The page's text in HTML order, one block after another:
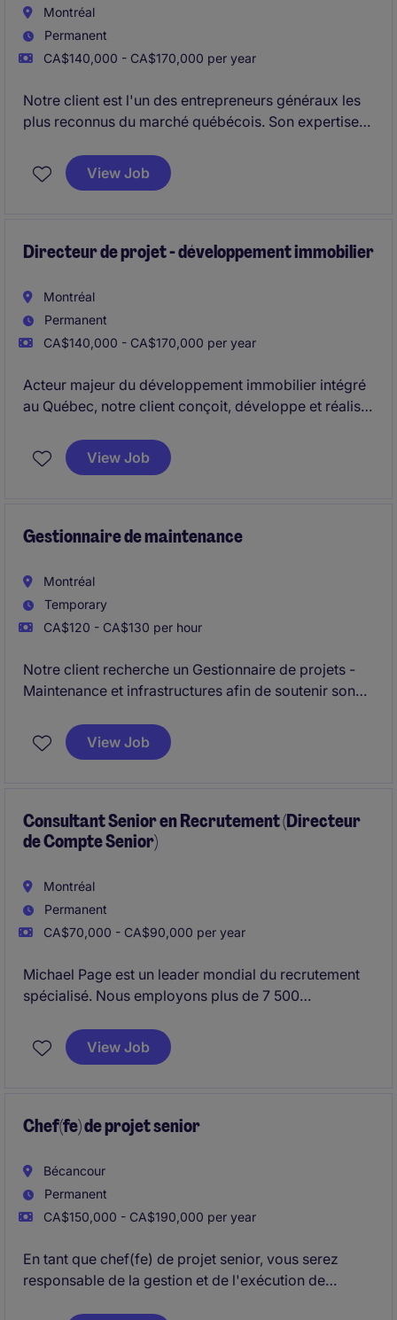
Montréal
Permanent
CA$140,000 - CA$170,000 per year
Notre client est l'un des entrepreneurs généraux les
plus reconnus du marché québécois. Son expertise
infrastructures lui permet de réaliser des projets
complexes parmi les plus ambitieux de la province.
View Job
Directeur de projet - développement immobilier
Montréal
Permanent
CA$140,000 - CA$170,000 per year
Acteur majeur du développement immobilier intégré
au Québec, notre client conçoit, développe et réalise
commercial. Reconnue pour la qualité architecturale
de ses projets, l'entreprise intervient sur l'ensemble
mise en marché.
View Job
Gestionnaire de maintenance
Montréal
Temporary
CA$120 - CA$130 per hour
Notre client recherche un Gestionnaire de projets -
Maintenance et infrastructures afin de soutenir son
projets pour l'aéroport de Montréal et Toronto. Vous
gérerez simultanément plusieurs initiatives touchant
intervenants impliqués.
View Job
Consultant Senior en Recrutement (Directeur
de Compte Senior)
Montréal
Permanent
CA$70,000 - CA$90,000 per year
Michael Page est un leader mondial du recrutement
spécialisé. Nous employons plus de 7 500
Beaucoup de choses ont changé depuis notre
création en Angleterre en 1976 et le groupe continue
View Job
Chef(fe) de projet senior
Bécancour
Permanent
CA$150,000 - CA$190,000 per year
En tant que chef(fe) de projet senior, vous serez
responsable de la gestion et de l'exécution de